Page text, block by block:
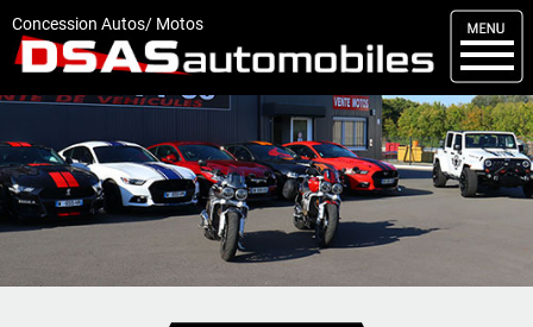
Concession Autos/ Motos
Menu
DSAS
Kit carrosserie
Nos occasions
Nos services
Comment réserver